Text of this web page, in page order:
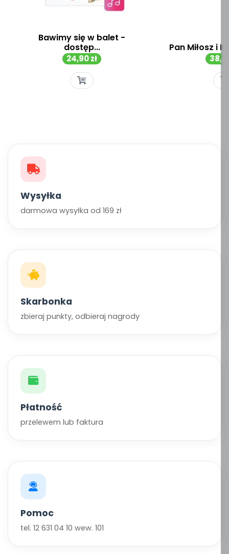
Bawimy się w balet -
dostęp...
Cena
24,90 zł
Pan Miłosz i
Wysyłka
darmowa wysyłka od 169 zł
Skarbonka
zbieraj punkty, odbieraj nagrody
Płatność
przelewem lub faktura
Pomoc
tel. 12 631 04 10 wew. 101